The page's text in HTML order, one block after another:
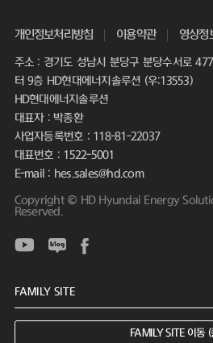
개인정보처리방침 이용약관 영상정
주소 : 경기도 성남시 분당구 분당수서로
터 9층 HD현대에너지솔루션 (우:13553)
HD현대에너지솔루션
대표자 : 박종환
사업자등록번호 : 118-81-22037
대표번호 : 1522-5001
E-mail : hes.sales@hd.com
Copyright © HD Hyundai Energy
Reserved.
FAMILY SITE 이동 (